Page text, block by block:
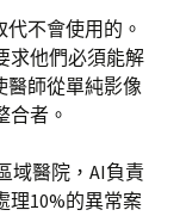
不會使用的。
求他們必須能解
醫師從單純影像
合者。
域醫院，AI負責
理10%的異常案